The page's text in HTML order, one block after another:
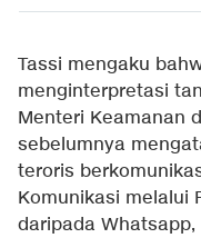
Tassi mengaku
menginterpretasi
Menteri Keamanan
sebelumnya
teroris
Komunikasi melalui
daripada